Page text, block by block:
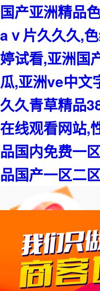
国产亚洲精品
aⅴ片久久久,
婷试看,亚洲国
瓜,亚洲ve中文
久久青草精品
在线观看网站,
品国内免费一
品国产一区二